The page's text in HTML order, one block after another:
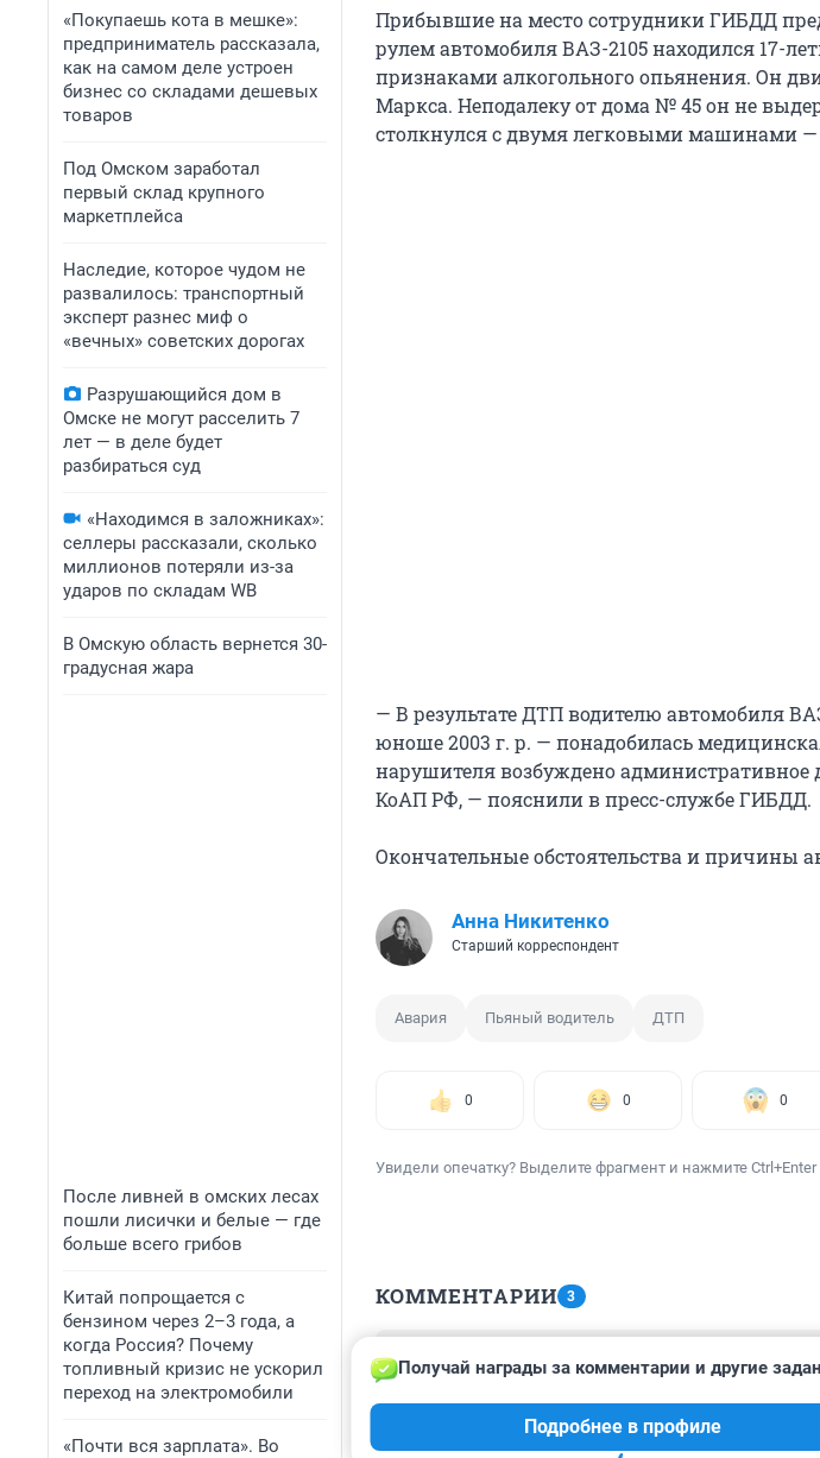
«Покупаешь кота в мешке»:
предприниматель рассказала,
как на самом деле устроен
бизнес со складами дешевых
товаров
Под Омском заработал
первый склад крупного
маркетплейса
Наследие, которое чудом не
развалилось: транспортный
эксперт разнес миф о
«вечных» советских дорогах
Разрушающийся дом в
Омске не могут расселить 7
лет — в деле будет
разбираться суд
«Находимся в заложниках»:
селлеры рассказали, сколько
миллионов потеряли из-за
ударов по складам WB
В Омскую область вернется 30-
градусная жара
После ливней в омских лесах
пошли лисички и белые — где
больше всего грибов
Китай попрощается с
бензином через 2–3 года, а
когда Россия? Почему
топливный кризис не ускорил
переход на электромобили
«Почти вся зарплата». Во
Прибывшие на место сотрудники ГИБДД
рулем автомобиля ВАЗ-2105 находился 17-
признаками алкогольного опьянения. Он
Маркса. Неподалеку от дома № 45 он не
столкнулся с двумя легковыми машинами —
— В результате ДТП водителю автомобиля
юноше 2003 г. р. — понадобилась
нарушителя возбуждено административное
КоАП РФ, — пояснили в пресс-службе ГИБДД.
Окончательные обстоятельства и причины
Анна Никитенко
Старший корреспондент
Авария Пьяный водитель ДТП
0 0 0
Увидели опечатку? Выделите фрагмент и нажмите Ctrl+Enter
КОММЕНТАРИИ 3
1 ноября 2020, 13:05
Надо очень жестко наказывать если сел за руль
тыс рублей, чтобы другим было не повадно.
Получай награды за комментарии и другие
Подробнее в профиле